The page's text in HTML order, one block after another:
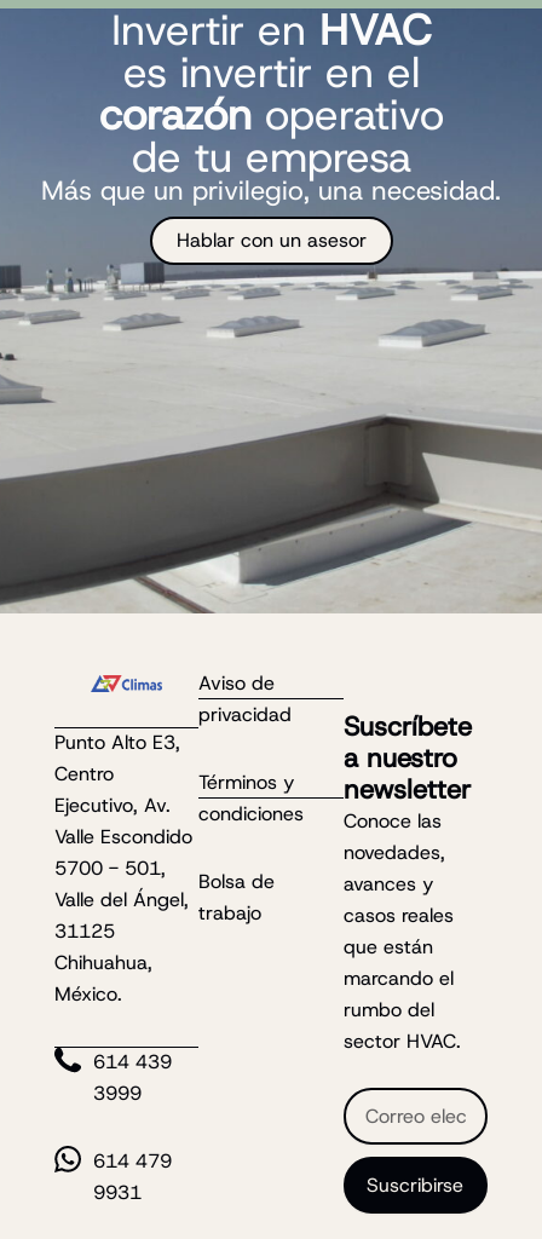
Invertir en HVAC
es invertir en el
corazón operativo
de tu empresa
Más que un privilegio, una necesidad.
Hablar con un asesor
Punto Alto E3,
Centro
Ejecutivo, Av.
Valle Escondido
5700 - 501,
Valle del Ángel,
31125
Chihuahua,
México.
614 439
3999
614 479
9931
Aviso de
privacidad
Términos y
condiciones
Bolsa de
trabajo
Suscríbete
a nuestro
newsletter
Conoce las
novedades,
avances y
casos reales
que están
marcando el
rumbo del
sector HVAC.
E
m
i
l
Suscribirse